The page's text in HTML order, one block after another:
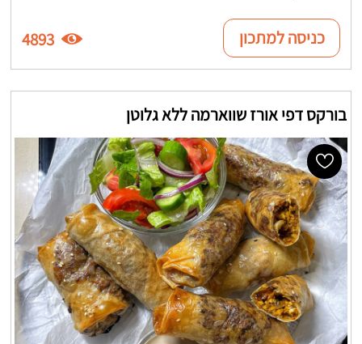
כניסה למתכון 4893
בורקס דפי אורז שווארמה ללא גלוטן